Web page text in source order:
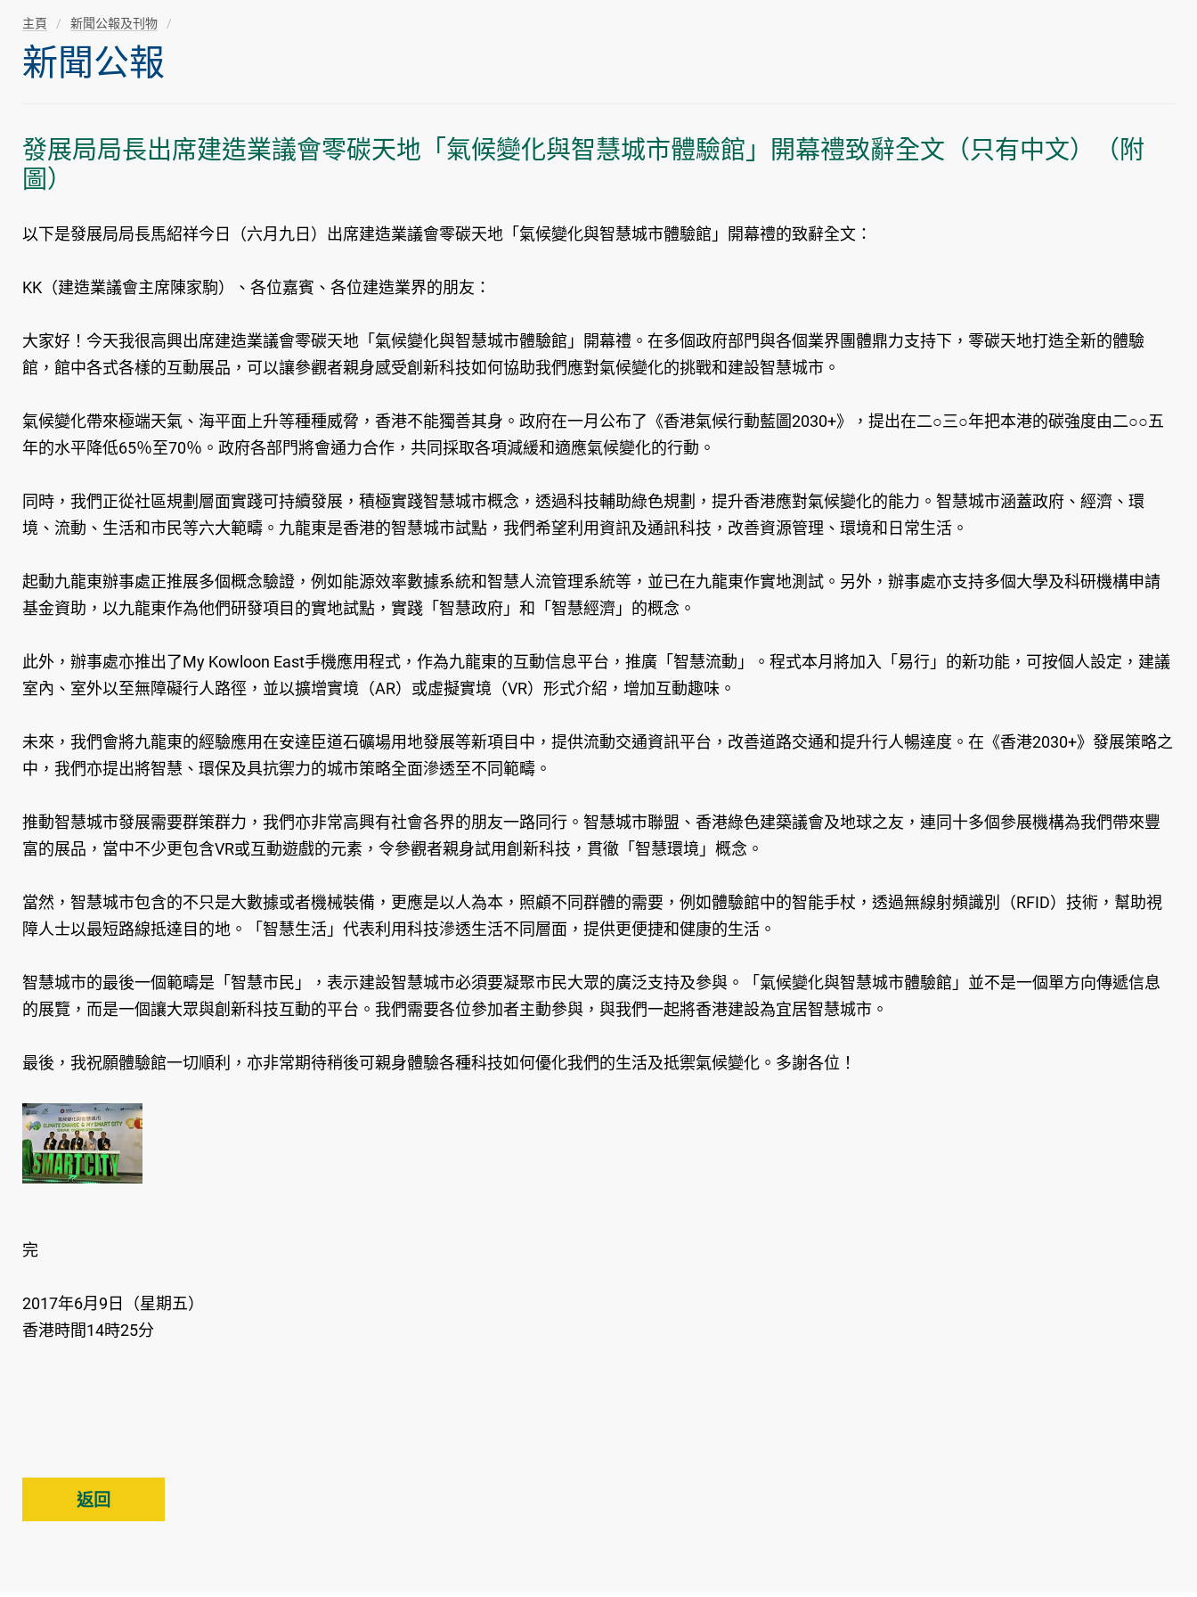
主頁 新聞公報及刊物
新聞公報
發展局局長出席建造業議會零碳天地「氣候變化與智慧城市體驗館」開幕禮致辭全文（只有中文）（附
圖）
以下是發展局局長馬紹祥今日（六月九日）出席建造業議會零碳天地「氣候變化與智慧城市體驗館」開幕禮的致辭全文：
KK（建造業議會主席陳家駒）、各位嘉賓、各位建造業界的朋友：
大家好！今天我很高興出席建造業議會零碳天地「氣候變化與智慧城市體驗館」開幕禮。在多個政府部門與各個業界團體鼎力支持下，零碳天地打造全新的體驗
館，館中各式各樣的互動展品，可以讓參觀者親身感受創新科技如何協助我們應對氣候變化的挑戰和建設智慧城市。
氣候變化帶來極端天氣、海平面上升等種種威脅，香港不能獨善其身。政府在一月公布了《香港氣候行動藍圖2030+》，提出在二○三○年把本港的碳強度由二○○五
年的水平降低65％至70％。政府各部門將會通力合作，共同採取各項減緩和適應氣候變化的行動。
同時，我們正從社區規劃層面實踐可持續發展，積極實踐智慧城市概念，透過科技輔助綠色規劃，提升香港應對氣候變化的能力。智慧城市涵蓋政府、經濟、環
境、流動、生活和市民等六大範疇。九龍東是香港的智慧城市試點，我們希望利用資訊及通訊科技，改善資源管理、環境和日常生活。
起動九龍東辦事處正推展多個概念驗證，例如能源效率數據系統和智慧人流管理系統等，並已在九龍東作實地測試。另外，辦事處亦支持多個大學及科研機構申請
基金資助，以九龍東作為他們研發項目的實地試點，實踐「智慧政府」和「智慧經濟」的概念。
此外，辦事處亦推出了My Kowloon East手機應用程式，作為九龍東的互動信息平台，推廣「智慧流動」。程式本月將加入「易行」的新功能，可按個人設定，建議
室內、室外以至無障礙行人路徑，並以擴增實境（AR）或虛擬實境（VR）形式介紹，增加互動趣味。
未來，我們會將九龍東的經驗應用在安達臣道石礦場用地發展等新項目中，提供流動交通資訊平台，改善道路交通和提升行人暢達度。在《香港2030+》發展策略之
中，我們亦提出將智慧、環保及具抗禦力的城市策略全面滲透至不同範疇。
推動智慧城市發展需要群策群力，我們亦非常高興有社會各界的朋友一路同行。智慧城市聯盟、香港綠色建築議會及地球之友，連同十多個參展機構為我們帶來豐
富的展品，當中不少更包含VR或互動遊戲的元素，令參觀者親身試用創新科技，貫徹「智慧環境」概念。
當然，智慧城市包含的不只是大數據或者機械裝備，更應是以人為本，照顧不同群體的需要，例如體驗館中的智能手杖，透過無線射頻識別（RFID）技術，幫助視
障人士以最短路線抵達目的地。「智慧生活」代表利用科技滲透生活不同層面，提供更便捷和健康的生活。
智慧城市的最後一個範疇是「智慧市民」，表示建設智慧城市必須要凝聚市民大眾的廣泛支持及參與。「氣候變化與智慧城市體驗館」並不是一個單方向傳遞信息
的展覽，而是一個讓大眾與創新科技互動的平台。我們需要各位參加者主動參與，與我們一起將香港建設為宜居智慧城市。
最後，我祝願體驗館一切順利，亦非常期待稍後可親身體驗各種科技如何優化我們的生活及抵禦氣候變化。多謝各位！
完
2017年6月9日（星期五）
香港時間14時25分
返回